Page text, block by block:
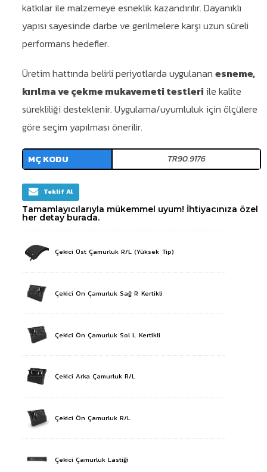
katkılar ile malzemeye esneklik kazandırılır. Dayanıklı
yapısı sayesinde darbe ve gerilmelere karşı uzun süreli
performans hedefler.
Üretim hattında belirli periyotlarda uygulanan esneme,
kırılma ve çekme mukavemeti testleri ile kalite
sürekliliği desteklenir. Uygulama/uyumluluk için ölçülere
göre seçim yapılması önerilir.
MÇ KODU TR90.9176
Teklif Al
Tamamlayıcılarıyla mükemmel uyum! İhtiyacınıza özel
her detay burada.
Çekici Üst Çamurluk R/L (Yüksek Tip)
Çekici Ön Çamurluk Sağ R Kertikli
Çekici Ön Çamurluk Sol L Kertikli
Çekici Arka Çamurluk R/L
Çekici Ön Çamurluk R/L
Çekici Çamurluk Lastiği